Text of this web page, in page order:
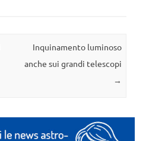
Inquinamento luminoso
anche sui grandi telescopi
→